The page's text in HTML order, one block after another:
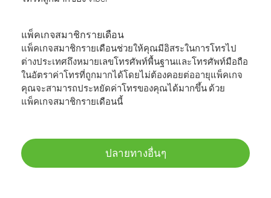
แพ็คเกจสมาชิกรายเดือน
แพ็คเกจสมาชิกรายเดือนช่วยให้คุณมีอิสระในการโทรไป
ต่างประเทศถึงหมายเลขโทรศัพท์พื้นฐานและโทรศัพท์มือถือ
ในอัตราค่าโทรที่ถูกมากได้โดยไม่ต้องคอยต่ออายุแพ็คเกจ
คุณจะสามารถประหยัดค่าโทรของคุณได้มากขึ้น ด้วย
แพ็คเกจสมาชิกรายเดือนนี้
ปลายทางอื่นๆ